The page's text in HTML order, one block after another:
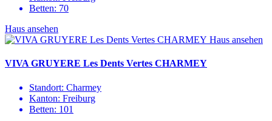
Betten: 70
Haus ansehen
Haus ansehen
VIVA GRUYERE Les Dents Vertes CHARMEY
Standort: Charmey
Kanton: Freiburg
Betten: 101